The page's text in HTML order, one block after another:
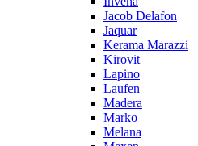
Jacob Delafon
Jaquar
Kerama Marazzi
Kirovit
Lapino
Laufen
Madera
Marko
Melana